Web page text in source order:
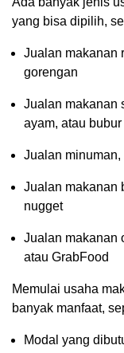
yang bisa dipilih,
Jualan makanan
gorengan
Jualan makanan
ayam, atau bubur
Jualan
Jualan makanan
nugget
Jualan makanan
atau GrabFood
Memulai usaha
banyak manfaat,
Modal yang